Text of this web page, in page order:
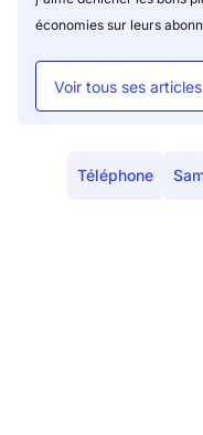
économies sur leurs
Voir tous ses articles
Téléphone